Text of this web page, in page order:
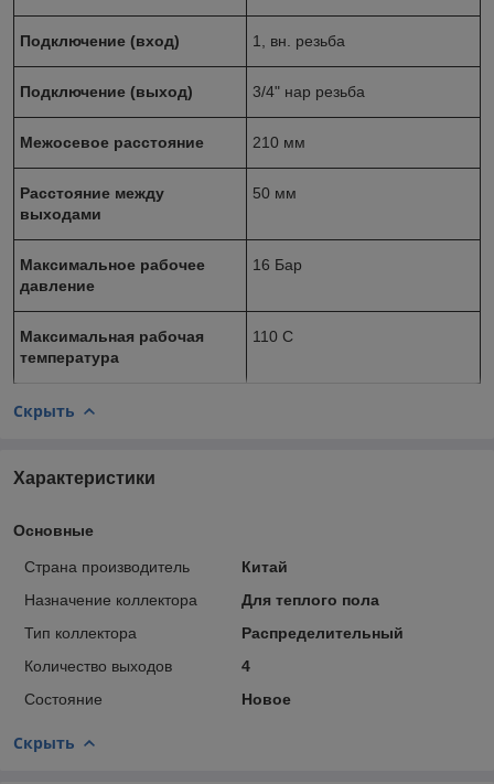
Подключение (вход) 1, вн. резьба
Подключение (выход) 3/4" нар резьба
Межосевое расстояние 210 мм
Расстояние между
выходами
50 мм
Максимальное рабочее
давление
16 Бар
Максимальная рабочая
температура
110 С
Скрыть
Характеристики
Основные
Страна производитель
Китай
Назначение коллектора
Для теплого пола
Тип коллектора
Распределительный
Количество выходов
4
Состояние
Новое
Скрыть